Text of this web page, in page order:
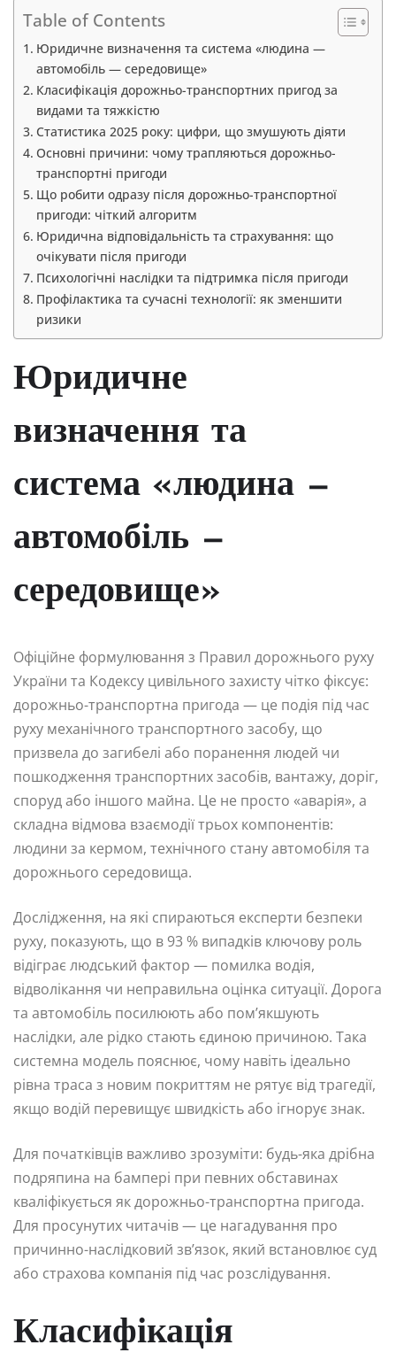
Table of Contents
Юридичне визначення та система «людина —
автомобіль — середовище»
Класифікація дорожньо-транспортних пригод за
видами та тяжкістю
Статистика 2025 року: цифри, що змушують діяти
Основні причини: чому трапляються дорожньо-
транспортні пригоди
Що робити одразу після дорожньо-транспортної
пригоди: чіткий алгоритм
Юридична відповідальність та страхування: що
очікувати після пригоди
Психологічні наслідки та підтримка після пригоди
Профілактика та сучасні технології: як зменшити
ризики
Юридичне
визначення та
система «людина —
автомобіль —
середовище»
Офіційне формулювання з Правил дорожнього руху
України та Кодексу цивільного захисту чітко фіксує:
дорожньо-транспортна пригода — це подія під час
руху механічного транспортного засобу, що
призвела до загибелі або поранення людей чи
пошкодження транспортних засобів, вантажу, доріг,
споруд або іншого майна. Це не просто «аварія», а
складна відмова взаємодії трьох компонентів:
людини за кермом, технічного стану автомобіля та
дорожнього середовища.
Дослідження, на які спираються експерти безпеки
руху, показують, що в 93 % випадків ключову роль
відіграє людський фактор — помилка водія,
відволікання чи неправильна оцінка ситуації. Дорога
та автомобіль посилюють або пом’якшують
наслідки, але рідко стають єдиною причиною. Така
системна модель пояснює, чому навіть ідеально
рівна траса з новим покриттям не рятує від трагедії,
якщо водій перевищує швидкість або ігнорує знак.
Для початківців важливо зрозуміти: будь-яка дрібна
подряпина на бампері при певних обставинах
кваліфікується як дорожньо-транспортна пригода.
Для просунутих читачів — це нагадування про
причинно-наслідковий зв’язок, який встановлює суд
або страхова компанія під час розслідування.
Класифікація